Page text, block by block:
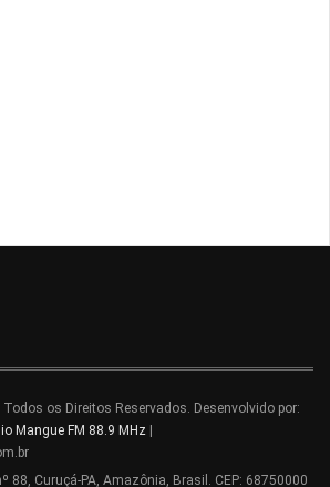
Todos os Direitos Reservados. Desenvolvido por:
Mangue FM 88.9 MHz
88, Curuçá-PA, Amazônia, Brasil. CEP: 68750000